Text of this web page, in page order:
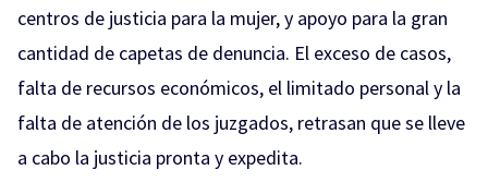
centros de justicia para la mujer, y apoyo para la gran
cantidad de capetas de denuncia. El exceso de casos,
falta de recursos económicos, el limitado personal y la
falta de atención de los juzgados, retrasan que se lleve
a cabo la justicia pronta y expedita.